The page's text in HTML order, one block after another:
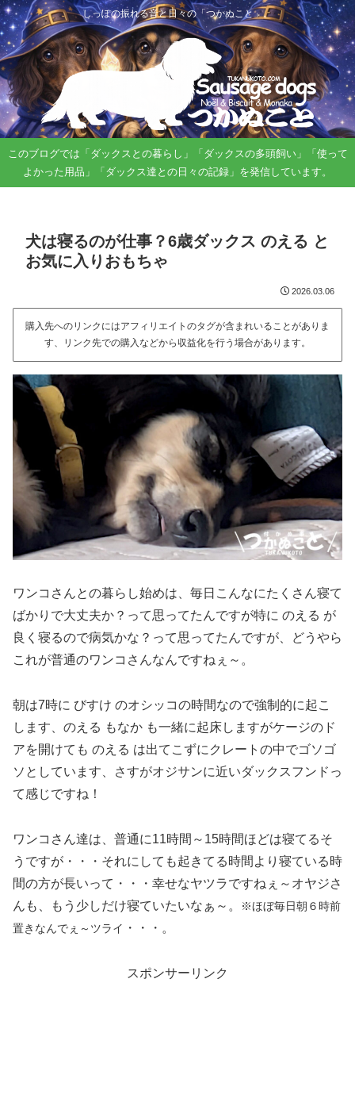
しっぽの振れる音と日々の「つかぬこと」。
このブログでは「ダックスとの暮らし」「ダックスの多頭飼い」「使って
よかった用品」「ダックス達との日々の記録」を発信しています。
犬は寝るのが仕事？6歳ダックス のえる と
お気に入りおもちゃ
2026.03.06
購入先へのリンクにはアフィリエイトのタグが含まれいることがありま
す、リンク先での購入などから収益化を行う場合があります。
ワンコさんとの暮らし始めは、毎日こんなにたくさん寝て
ばかりで大丈夫か？って思ってたんですが特に のえる が
良く寝るので病気かな？って思ってたんですが、どうやら
これが普通のワンコさんなんですねぇ～。
朝は7時に びすけ のオシッコの時間なので強制的に起こ
します、のえる もなか も一緒に起床しますがケージのド
アを開けても のえる は出てこずにクレートの中でゴソゴ
ソとしています、さすがオジサンに近いダックスフンドっ
て感じですね！
ワンコさん達は、普通に11時間～15時間ほどは寝てるそ
うですが・・・それにしても起きてる時間より寝ている時
間の方が長いって・・・幸せなヤツラですねぇ～オヤジさ
んも、もう少しだけ寝ていたいなぁ～。
※ほぼ毎日朝 ６時前
置きなんでぇ～ツライ ・・・。
スポンサーリンク